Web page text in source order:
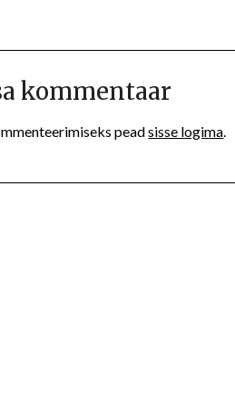
kommentaar
peadsisse logima